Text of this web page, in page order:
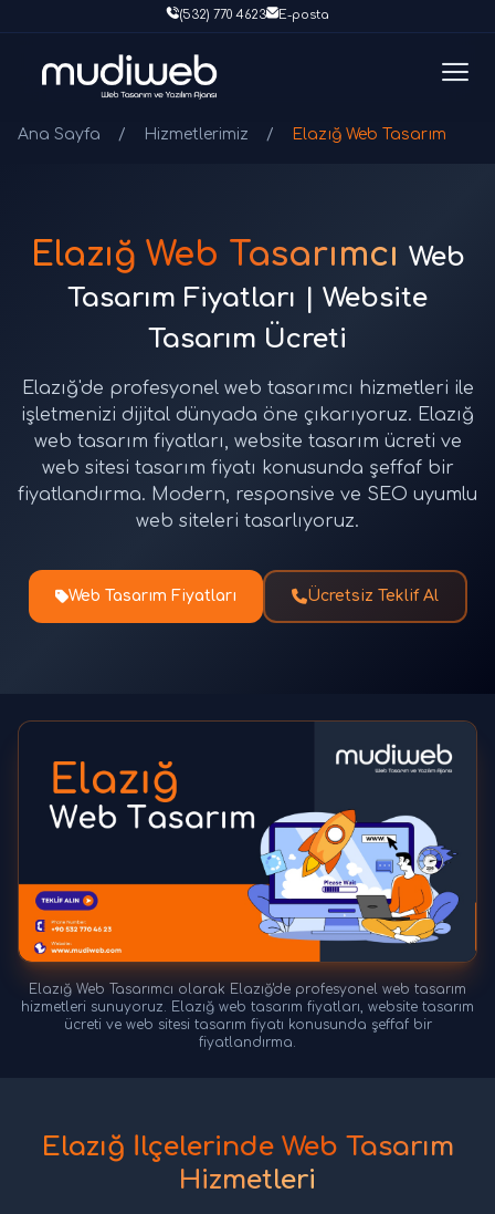
(532) 770 4623 E-posta
Ana Sayfa / Hizmetlerimiz / Elazığ Web Tasarım
Elazığ Web Tasarımcı Web
Tasarım Fiyatları | Website
Tasarım Ücreti
Elazığ'de profesyonel web tasarımcı hizmetleri ile
işletmenizi dijital dünyada öne çıkarıyoruz. Elazığ
web tasarım fiyatları, website tasarım ücreti ve
web sitesi tasarım fiyatı konusunda şeffaf bir
fiyatlandırma. Modern, responsive ve SEO uyumlu
web siteleri tasarlıyoruz.
Web Tasarım Fiyatları Ücretsiz Teklif Al
Elazığ Web Tasarımcı olarak Elazığ'de profesyonel web tasarım
hizmetleri sunuyoruz. Elazığ web tasarım fiyatları, website tasarım
ücreti ve web sitesi tasarım fiyatı konusunda şeffaf bir
fiyatlandırma.
Elazığ İlçelerinde Web Tasarım
Hizmetleri